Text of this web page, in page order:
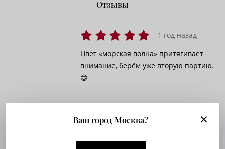
Отзывы
1 год назад
Цвет «морская волна» притягивает
внимание, берём уже вторую партию.
😄
Ваш город Москва?